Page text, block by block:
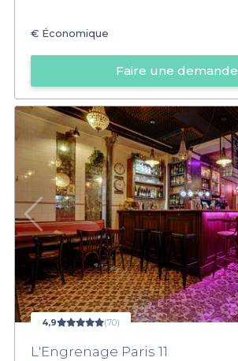
€ Économique
Faire une demande
4,9 (70)
L'Engrenage Paris 11